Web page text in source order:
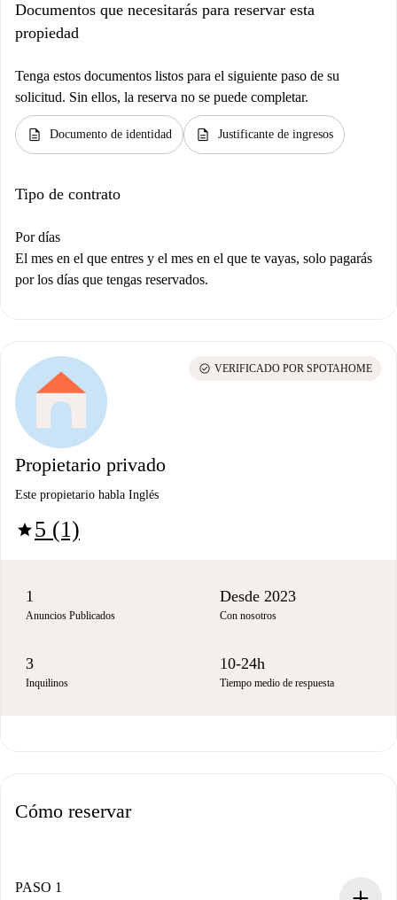
Documentos que necesitarás para reservar esta
propiedad
Tenga estos documentos listos para el siguiente paso de su
solicitud. Sin ellos, la reserva no se puede completar.
description Documento de identidad description Justificante de ingresos
Tipo de contrato
Por días
El mes en el que entres y el mes en el que te vayas, solo pagarás
por los días que tengas reservados.
Propietario privado
Este propietario habla Inglés
star5 (1)
check_circle VERIFICADO POR SPOTAHOME
1
Anuncios Publicados
Desde 2023
Con nosotros
3
Inquilinos
10-24h
Tiempo medio de respuesta
Cómo reservar
PASO 1